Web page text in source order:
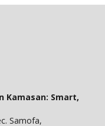
Kamasan: Smart,
Samofa,